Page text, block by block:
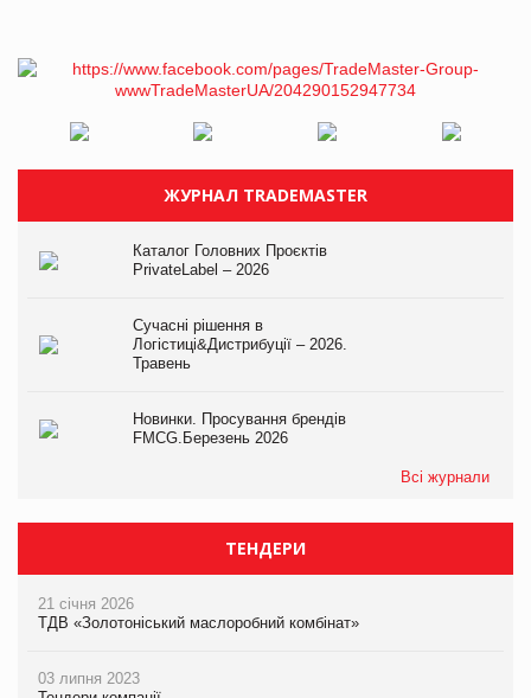
ЖУРНАЛ TRADEMASTER
Каталог Головних Проєктів
PrivateLabel – 2026
Сучасні рішення в
Логістиці&Дистрибуції – 2026.
Травень
Новинки. Просування брендів
FMCG.Березень 2026
Всі журнали
ТЕНДЕРИ
21 січня 2026
ТДВ «Золотоніський маслоробний комбінат»
03 липня 2023